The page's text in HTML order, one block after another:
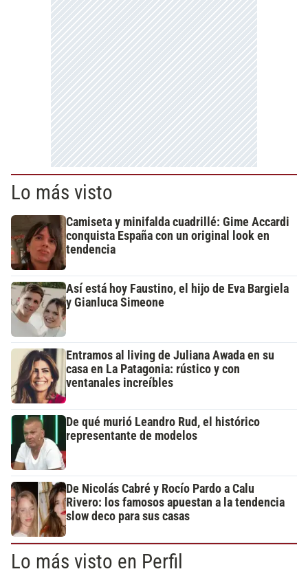
Lo más visto
Camiseta y minifalda cuadrillé: Gime Accardi
conquista España con un original look en
tendencia
Así está hoy Faustino, el hijo de Eva Bargiela
y Gianluca Simeone
Entramos al living de Juliana Awada en su
casa en La Patagonia: rústico y con
ventanales increíbles
De qué murió Leandro Rud, el histórico
representante de modelos
De Nicolás Cabré y Rocío Pardo a Calu
Rivero: los famosos apuestan a la tendencia
slow deco para sus casas
Lo más visto en Perfil